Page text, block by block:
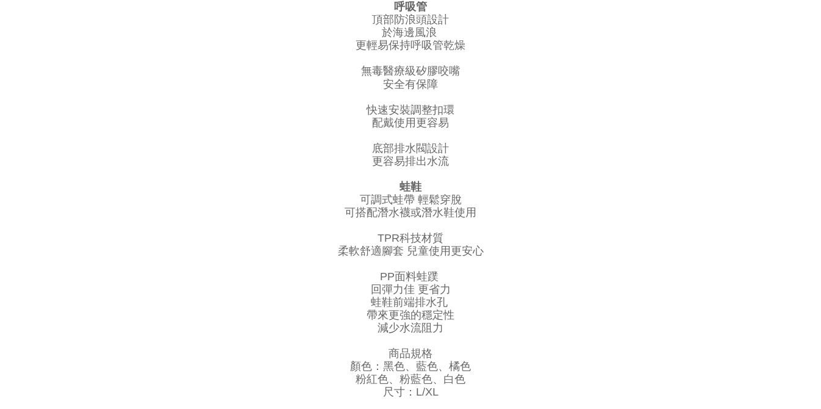
呼吸管
頂部防浪頭設計
於海邊風浪
更輕易保持呼吸管乾燥
無毒醫療級矽膠咬嘴
安全有保障
快速安裝調整扣環
配戴使用更容易
底部排水閥設計
更容易排出水流
蛙鞋
可調式蛙帶 輕鬆穿脫
可搭配潛水襪或潛水鞋使用
TPR科技材質
柔軟舒適腳套 兒童使用更安心
PP面料蛙蹼
回彈力佳 更省力
蛙鞋前端排水孔
帶來更強的穩定性
減少水流阻力
商品規格
顏色：黑色、藍色、橘色
粉紅色、粉藍色、白色
尺寸：L/XL